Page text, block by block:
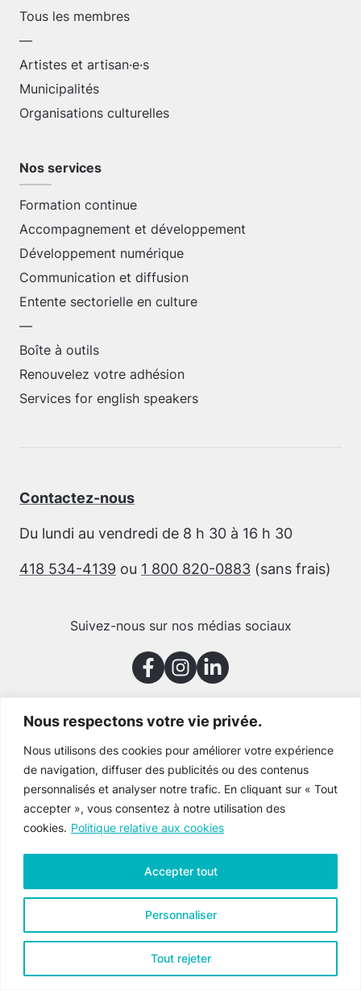
Nous respectons votre vie privée.
Nous utilisons des cookies pour améliorer votre expérience
de navigation, diffuser des publicités ou des contenus
personnalisés et analyser notre trafic. En cliquant sur « Tout
accepter », vous consentez à notre utilisation des
cookies. Politique relative aux cookies
Personnaliser
Tout rejeter
Accepter tout
Tous les membres
—
Artistes et artisan·e·s
Municipalités
Organisations culturelles
Nos services
Formation continue
Accompagnement et développement
Développement numérique
Communication et diffusion
Entente sectorielle en culture
—
Boîte à outils
Renouvelez votre adhésion
Services for english speakers
Contactez-nous
Du lundi au vendredi de 8 h 30 à 16 h 30
418 534-4139 ou 1 800 820-0883 (sans frais)
Suivez-nous sur nos médias sociaux
Merci à nos partenaires
Culture Gaspésie © 2026 Tous droits réservés